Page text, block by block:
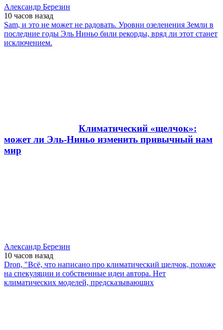
Александр Березин
10 часов назад
Sam, и это не может не радовать. Уровни озеленения Земли в
последние годы Эль Ниньо били рекорды, вряд ли этот станет
исключением.
Климатический «щелчок»:
может ли Эль-Ниньо изменить привычный нам
мир
Александр Березин
10 часов назад
Dron, "Всё, что написано про климатический щелчок, похоже
на спекуляции и собственные идеи автора. Нет
климатических моделей, предсказывающих